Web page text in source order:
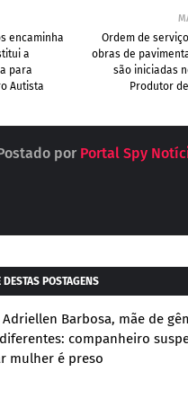
Ordem de
obras de
são iniciadas
Produtor
encaminha
a
para
Autista
por Portal Spy
DESTAS POSTAGENS
Adriellen Barbosa, mãe de
companheiro
mulher é preso